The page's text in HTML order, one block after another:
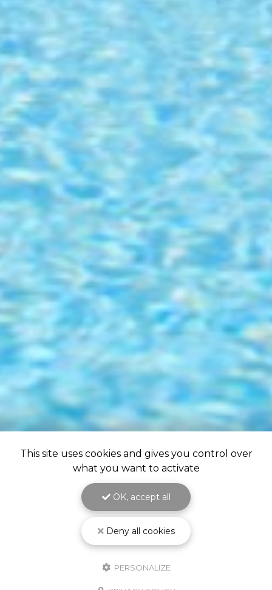
This site uses cookies and gives you control over
what you want to activate
OK, accept all
Deny all cookies
PERSONALIZE